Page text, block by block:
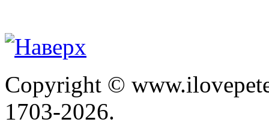
Copyright ©
1703-2026.